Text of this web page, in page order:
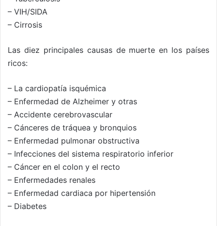
– VIH/SIDA
– Cirrosis
Las diez principales causas de muerte en los países
ricos:
– La cardiopatía isquémica
– Enfermedad de Alzheimer y otras
– Accidente cerebrovascular
– Cánceres de tráquea y bronquios
– Enfermedad pulmonar obstructiva
– Infecciones del sistema respiratorio inferior
– Cáncer en el colon y el recto
– Enfermedades renales
– Enfermedad cardiaca por hipertensión
– Diabetes